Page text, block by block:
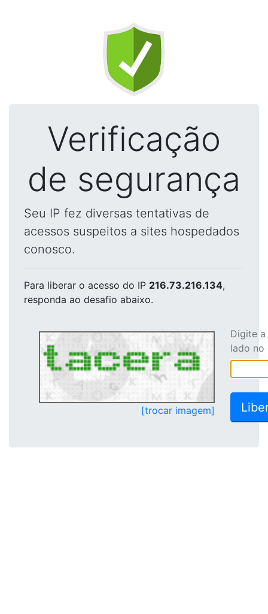
Verificação
de segurança
Seu IP fez diversas tentativas de
acessos suspeitos a sites hospedados
conosco.
Para liberar o acesso do IP 216.73.216.134,
responda ao desafio abaixo.
[trocar imagem]
Digite
lado no